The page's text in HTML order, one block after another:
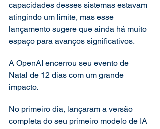
capacidades desses sistemas estavam
atingindo um limite, mas esse
lançamento sugere que ainda há muito
espaço para avanços significativos.
A OpenAI encerrou seu evento de
Natal de 12 dias com um grande
impacto.
No primeiro dia, lançaram a versão
completa do seu primeiro modelo de IA